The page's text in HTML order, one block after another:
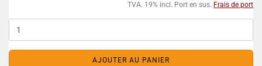
TVA. 19% incl. Port en sus. Frais de port
AJOUTER AU PANIER